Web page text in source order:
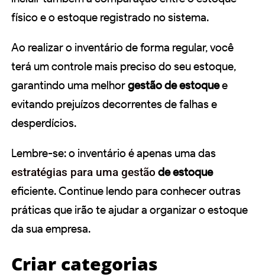
físico e o estoque registrado no sistema.
Ao realizar o inventário de forma regular, você
terá um controle mais preciso do seu estoque,
garantindo uma melhorgestão de estoquee
evitando prejuízos decorrentes de falhas e
desperdícios.
Lembre-se: o inventário é apenas uma das
estratégias para uma gestão de estoque
eficiente. Continue lendo para conhecer outras
práticas que irão te ajudar a organizar o estoque
da sua empresa.
Criar categorias